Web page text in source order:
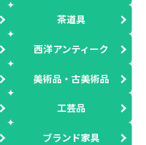
茶道具
西洋アンティーク
美術品・古美術品
工芸品
ブランド家具